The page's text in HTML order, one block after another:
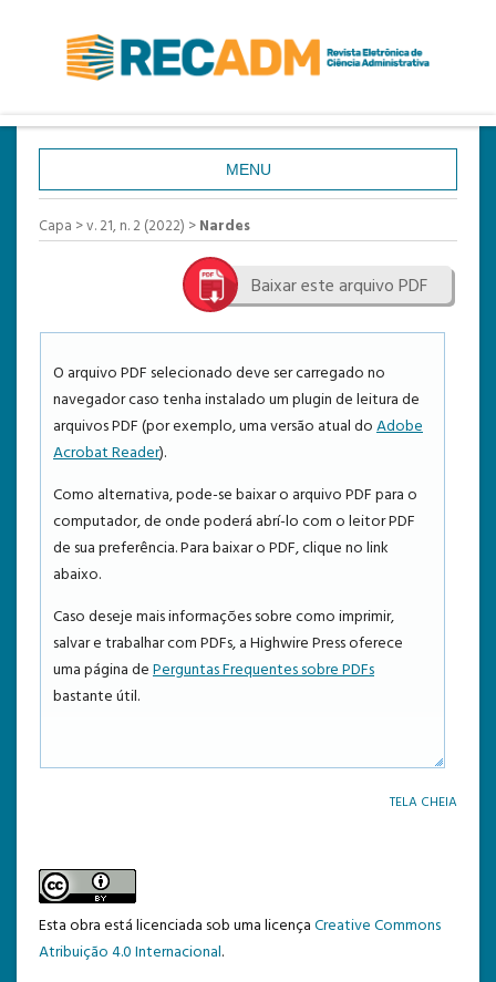
MENU
CAPA
SOBRE
CADASTRO
PESQUISA
ATUAL
ANTERIORES
ESTATÍSTICAS
TEMPLATE DE SUBMISSÃO
Capa >v. 21, n. 2 (2022) >Nardes
Baixar este arquivo PDF
O arquivo PDF selecionado deve ser carregado no
navegador caso tenha instalado um plugin de leitura de
arquivos PDF (por exemplo, uma versão atual doAdobe
Acrobat Reader).
Como alternativa, pode-se baixar o arquivo PDF para o
computador, de onde poderá abrí-lo com o leitor PDF
de sua preferência. Para baixar o PDF, clique no link
abaixo.
Caso deseje mais informações sobre como imprimir,
salvar e trabalhar com PDFs, a Highwire Press oferece
uma página dePerguntas Frequentes sobre PDFs
bastante útil.
TELA CHEIA
Esta obra está licenciada sob uma licençaCreative Commons
Atribuição 4.0 Internacional.